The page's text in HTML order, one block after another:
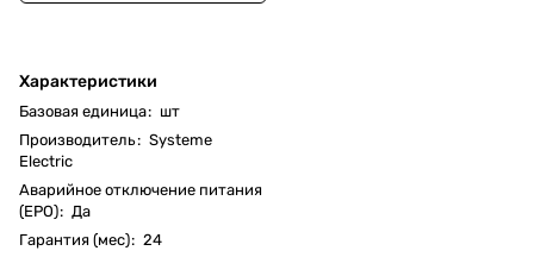
Характеристики
Базовая единица: шт
Производитель: Systeme
Electric
Аварийное отключение питания
(EPO): Да
Гарантия (мес): 24